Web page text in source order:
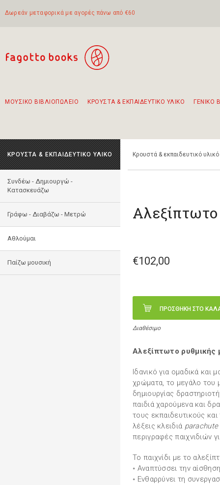
Δωρεάν μεταφορικά με αγορές πάνω από €60
ΜΟΥΣΙΚΟ ΒΙΒΛΙΟΠΩΛΕΙΟ ΚΡΟΥΣΤΑ & ΕΚΠΑΙΔΕΥΤΙΚΟ ΥΛΙΚΟ ΓΕΝΙΚΟ
ΚΡΟΥΣΤΑ & ΕΚΠΑΙΔΕΥΤΙΚΟ ΥΛΙΚΟ
Συνδέω - Δημιουργώ -
Kατασκευάζω
Γράφω - Διαβάζω - Μετρώ
Αθλούμαι
Παίζω μουσική
Κρουστά & εκπαιδευτικό υλικό
€102,00
ΠΡΟΣΘΗΚΗ ΣΤΟ
Διαθέσιμο
Αλεξίπτωτο ρυθμικής
Ιδανικό για ομαδικά και
χρώματα, το μεγάλο του
δημιουργίας
παιδιά χαρούμενα και
τους εκπαιδευτικούς
λέξεις κλειδιά
περιγραφές παιχνιδιών
Το παιχνίδι με το
◦ Αναπτύσσει την
◦ Ενθαρρύνει τη